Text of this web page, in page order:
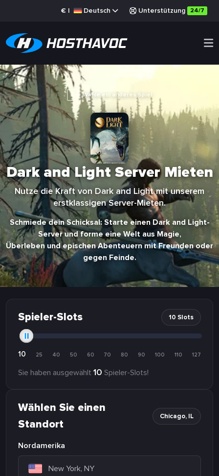
€ | Deutsch Unterstützung 24/7
Wähle ein anderes Spiel
Dark and Light Server Mieten
Nutze die Kraft von Dark and Light mit unserem
erstklassigen Server-Mieten.
Schmiede dein Schicksal: Starte einen Dark and Light-
Server und forme eine Welt aus Magie,
Überleben und epischen Abenteuern mit Freunden oder
gegen Feinde.
Spieler-Slots 10 Slots
10 25 40 50 60 70 80 90 100 110 127
Sie haben ausgewählt 10 Spieler-Slots!
Wählen Sie einen
Standort
Chicago, IL
Nordamerika
New York, NY